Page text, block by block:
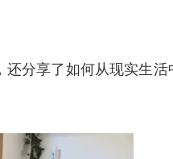
分享了如何从现实生